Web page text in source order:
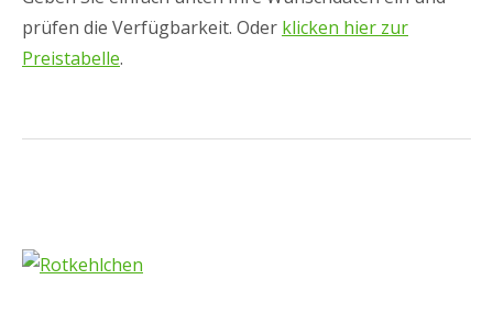
prüfen die Verfügbarkeit. Oder klicken hier zur
Preistabelle.